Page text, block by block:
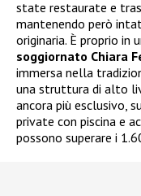
state restaurate e
mantenendo però
originaria. È proprio in
soggiornato Chiara
immersa nella
una struttura di alto
ancora più esclusivo,
private con piscina e
possono superare i